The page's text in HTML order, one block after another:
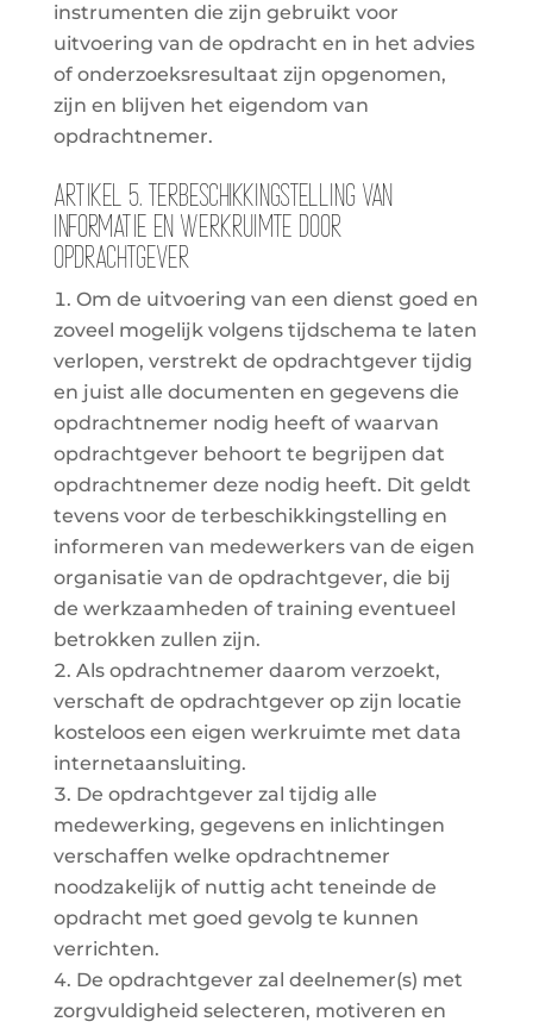
instrumenten die zijn gebruikt voor
uitvoering van de opdracht en in het advies
of onderzoeksresultaat zijn opgenomen,
zijn en blijven het eigendom van
opdrachtnemer.
Artikel 5. Terbeschikkingstelling van
informatie en werkruimte door
opdrachtgever
Om de uitvoering van een dienst goed en
zoveel mogelijk volgens tijdschema te laten
verlopen, verstrekt de opdrachtgever tijdig
en juist alle documenten en gegevens die
opdrachtnemer nodig heeft of waarvan
opdrachtgever behoort te begrijpen dat
opdrachtnemer deze nodig heeft. Dit geldt
tevens voor de terbeschikkingstelling en
informeren van medewerkers van de eigen
organisatie van de opdrachtgever, die bij
de werkzaamheden of training eventueel
betrokken zullen zijn.
Als opdrachtnemer daarom verzoekt,
verschaft de opdrachtgever op zijn locatie
kosteloos een eigen werkruimte met data
internetaansluiting.
De opdrachtgever zal tijdig alle
medewerking, gegevens en inlichtingen
verschaffen welke opdrachtnemer
noodzakelijk of nuttig acht teneinde de
opdracht met goed gevolg te kunnen
verrichten.
De opdrachtgever zal deelnemer(s) met
zorgvuldigheid selecteren, motiveren en